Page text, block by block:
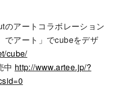
のアートコラボレーション
アート」でcubeをデザ
cube/
中 http://www.artee.jp/?